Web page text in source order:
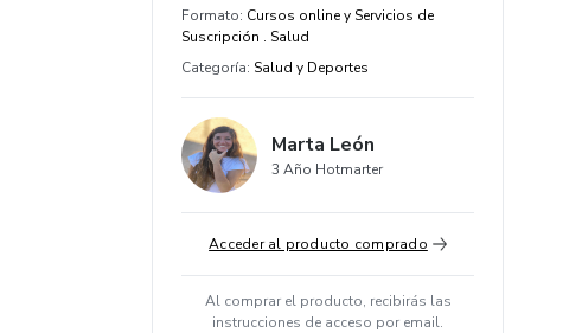
Formato: Cursos online y Servicios de
Suscripción . Salud
Categoría: Salud y Deportes
Marta León
3 Año Hotmarter
Acceder al producto comprado
Al comprar el producto, recibirás las
instrucciones de acceso por email.